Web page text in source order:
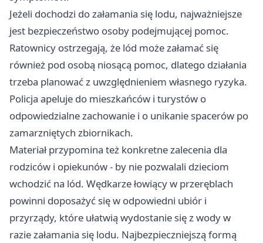
Jeżeli dochodzi do załamania się lodu, najważniejsze
jest bezpieczeństwo osoby podejmującej pomoc.
Ratownicy ostrzegają, że lód może załamać się
również pod osobą niosącą pomoc, dlatego działania
trzeba planować z uwzględnieniem własnego ryzyka.
Policja apeluje do mieszkańców i turystów o
odpowiedzialne zachowanie i o unikanie spacerów po
zamarzniętych zbiornikach.
Materiał przypomina też konkretne zalecenia dla
rodziców i opiekunów - by nie pozwalali dzieciom
wchodzić na lód. Wędkarze łowiący w przeręblach
powinni doposażyć się w odpowiedni ubiór i
przyrządy, które ułatwią wydostanie się z wody w
razie załamania się lodu. Najbezpieczniejszą formą